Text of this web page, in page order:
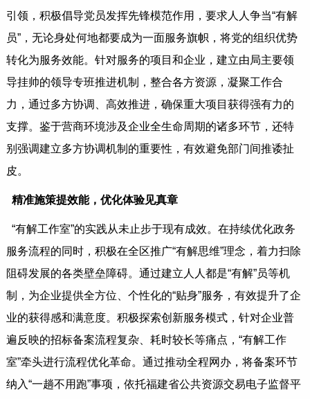
引领，积极倡导党员发挥先锋模范作用，要求人人争当“有解
员”，无论身处何地都要成为一面服务旗帜，将党的组织优势
转化为服务效能。针对服务的项目和企业，建立由局主要领
导挂帅的领导专班推进机制，整合各方资源，凝聚工作合
力，通过多方协调、高效推进，确保重大项目获得强有力的
支撑。鉴于营商环境涉及企业全生命周期的诸多环节，还特
别强调建立多方协调机制的重要性，有效避免部门间推诿扯
皮。
精准施策提效能，优化体验见真章
“有解工作室”的实践从未止步于现有成效。在持续优化政务
服务流程的同时，积极在全区推广“有解思维”理念，着力扫除
阻碍发展的各类壁垒障碍。通过建立人人都是“有解”员等机
制，为企业提供全方位、个性化的“贴身”服务，有效提升了企
业的获得感和满意度。积极探索创新服务模式，针对企业普
遍反映的招标备案流程复杂、耗时较长等痛点，“有解工作
室”牵头进行流程优化革命。通过推动全程网办，将备案环节
纳入“一趟不用跑”事项，依托福建省公共资源交易电子监督平